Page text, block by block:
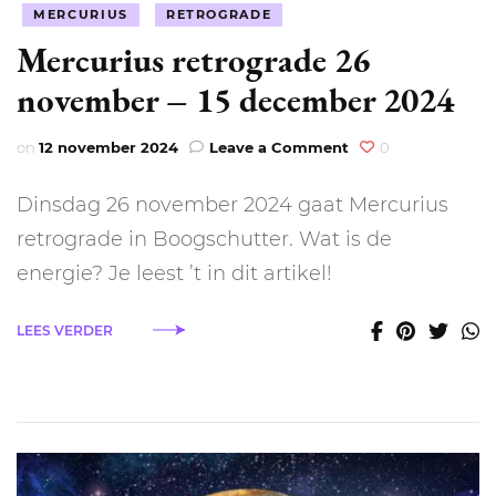
MERCURIUS RETROGRADE
Mercurius retrograde 26
november – 15 december 2024
on 12 november 2024 Leave a Comment on
26
november
2024
0
Dinsdag 26 november 2024 gaat Mercurius
retrograde in Boogschutter. Wat is de
energie? Je leest ’t in dit artikel!
LEES VERDER